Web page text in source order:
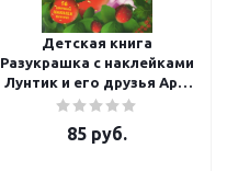
Детская книга
Разукрашка с наклейками
Лунтик и его друзья Арт.
1029
85 руб.